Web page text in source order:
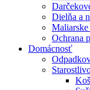
Dielňa a
Ochrana
Domácnosť